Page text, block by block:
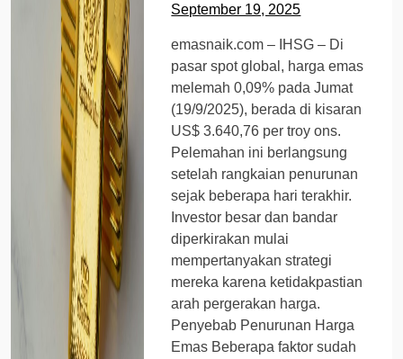
September 19, 2025
emasnaik.com – IHSG – Di
pasar spot global, harga emas
melemah 0,09% pada Jumat
(19/9/2025), berada di kisaran
US$ 3.640,76 per troy ons.
Pelemahan ini berlangsung
setelah rangkaian penurunan
sejak beberapa hari terakhir.
Investor besar dan bandar
diperkirakan mulai
mempertanyakan strategi
mereka karena ketidakpastian
arah pergerakan harga.
Penyebab Penurunan Harga
Emas Beberapa faktor sudah